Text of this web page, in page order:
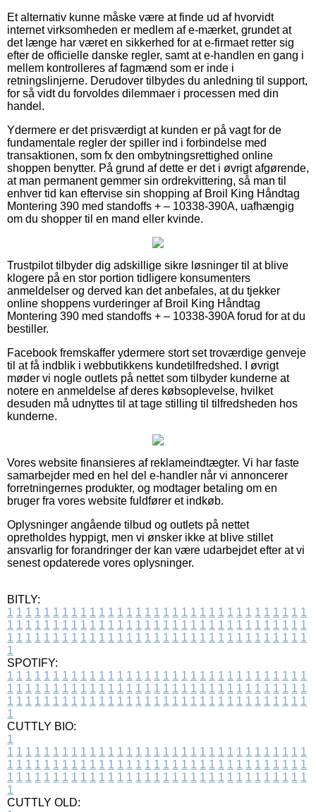
Et alternativ kunne måske være at finde ud af hvorvidt
internet virksomheden er medlem af e-mærket, grundet at
det længe har været en sikkerhed for at e-firmaet retter sig
efter de officielle danske regler, samt at e-handlen en gang i
mellem kontrolleres af fagmænd som er inde i
retningslinjerne. Derudover tilbydes du anledning til support,
for så vidt du forvoldes dilemmaer i processen med din
handel.
Ydermere er det prisværdigt at kunden er på vagt for de
fundamentale regler der spiller ind i forbindelse med
transaktionen, som fx den ombytningsrettighed online
shoppen benytter. På grund af dette er det i øvrigt afgørende,
at man permanent gemmer sin ordrekvittering, så man til
enhver tid kan eftervise sin shopping af Broil King Håndtag
Montering 390 med standoffs + – 10338-390A, uafhængig
om du shopper til en mand eller kvinde.
Trustpilot tilbyder dig adskillige sikre løsninger til at blive
klogere på en stor portion tidligere konsumenters
anmeldelser og derved kan det anbefales, at du tjekker
online shoppens vurderinger af Broil King Håndtag
Montering 390 med standoffs + – 10338-390A forud for at du
bestiller.
Facebook fremskaffer ydermere stort set troværdige genveje
til at få indblik i webbutikkens kundetilfredshed. I øvrigt
møder vi nogle outlets på nettet som tilbyder kunderne at
notere en anmeldelse af deres købsoplevelse, hvilket
desuden må udnyttes til at tage stilling til tilfredsheden hos
kunderne.
Vores website finansieres af reklameindtægter. Vi har faste
samarbejder med en hel del e-handler når vi annoncerer
forretningernes produkter, og modtager betaling om en
bruger fra vores website fuldfører et indkøb.
Oplysninger angående tilbud og outlets på nettet
opretholdes hyppigt, men vi ønsker ikke at blive stillet
ansvarlig for forandringer der kan være udarbejdet efter at vi
senest opdaterede vores oplysninger.
BITLY:
1 1 1 1 1 1 1 1 1 1 1 1 1 1 1 1 1 1 1 1 1 1 1 1 1 1 1 1 1 1 1 1 1
1 1 1 1 1 1 1 1 1 1 1 1 1 1 1 1 1 1 1 1 1 1 1 1 1 1 1 1 1 1 1 1 1
1 1 1 1 1 1 1 1 1 1 1 1 1 1 1 1 1 1 1 1 1 1 1 1 1 1 1 1 1 1 1 1 1
1
SPOTIFY:
1 1 1 1 1 1 1 1 1 1 1 1 1 1 1 1 1 1 1 1 1 1 1 1 1 1 1 1 1 1 1 1 1
1 1 1 1 1 1 1 1 1 1 1 1 1 1 1 1 1 1 1 1 1 1 1 1 1 1 1 1 1 1 1 1 1
1 1 1 1 1 1 1 1 1 1 1 1 1 1 1 1 1 1 1 1 1 1 1 1 1 1 1 1 1 1 1 1 1
1
CUTTLY BIO:
1
1 1 1 1 1 1 1 1 1 1 1 1 1 1 1 1 1 1 1 1 1 1 1 1 1 1 1 1 1 1 1 1 1
1 1 1 1 1 1 1 1 1 1 1 1 1 1 1 1 1 1 1 1 1 1 1 1 1 1 1 1 1 1 1 1 1
1 1 1 1 1 1 1 1 1 1 1 1 1 1 1 1 1 1 1 1 1 1 1 1 1 1 1 1 1 1 1 1 1
1
CUTTLY OLD: